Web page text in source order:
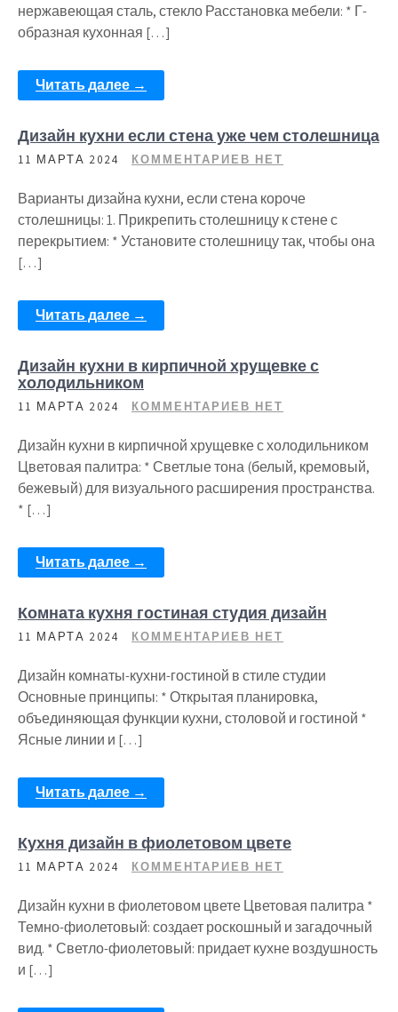
нержавеющая сталь, стекло Расстановка мебели: * Г-
образная кухонная […]
Читать далее →
Дизайн кухни если стена уже чем столешница
11 МАРТА 2024 КОММЕНТАРИЕВ НЕТ
Варианты дизайна кухни, если стена короче
столешницы: 1. Прикрепить столешницу к стене с
перекрытием: * Установите столешницу так, чтобы она
[…]
Читать далее →
Дизайн кухни в кирпичной хрущевке с
холодильником
11 МАРТА 2024 КОММЕНТАРИЕВ НЕТ
Дизайн кухни в кирпичной хрущевке с холодильником
Цветовая палитра: * Светлые тона (белый, кремовый,
бежевый) для визуального расширения пространства.
* […]
Читать далее →
Комната кухня гостиная студия дизайн
11 МАРТА 2024 КОММЕНТАРИЕВ НЕТ
Дизайн комнаты-кухни-гостиной в стиле студии
Основные принципы: * Открытая планировка,
объединяющая функции кухни, столовой и гостиной *
Ясные линии и […]
Читать далее →
Кухня дизайн в фиолетовом цвете
11 МАРТА 2024 КОММЕНТАРИЕВ НЕТ
Дизайн кухни в фиолетовом цвете Цветовая палитра *
Темно-фиолетовый: создает роскошный и загадочный
вид. * Светло-фиолетовый: придает кухне воздушность
и […]